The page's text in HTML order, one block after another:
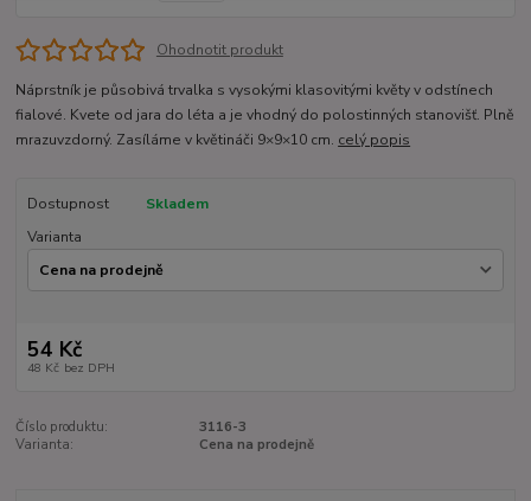
Ohodnotit produkt
Náprstník je působivá trvalka s vysokými klasovitými květy v odstínech
fialové. Kvete od jara do léta a je vhodný do polostinných stanovišť. Plně
mrazuvzdorný. Zasíláme v květináči 9×9×10 cm. celý popis
Dostupnost
Skladem
Varianta
54 Kč
48 Kč bez DPH
Číslo produktu:
3116-3
Varianta:
Cena na prodejně